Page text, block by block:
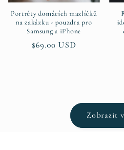
Portréty domácích mazlíčků
na zakázku - pouzdra pro
Samsung a iPhone
Běžná
$69.00 USD
Zobrazit